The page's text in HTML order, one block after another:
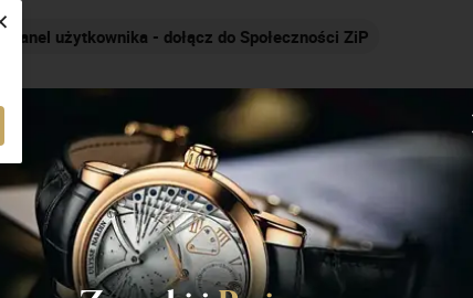
Panel użytkownika - dołącz do Społeczności ZiP
I PASJA